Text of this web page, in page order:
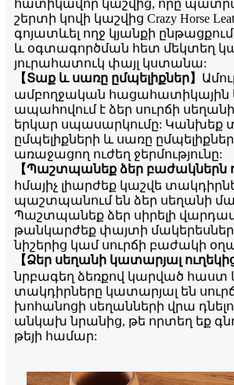
հատիկավոր կաշվից, որը
շերտի կովի կաշվից Crazy Horse
գոյատևել ողջ կյանքի
և օգտագործման հետ մեկտեղ
յուրահատուկ փայլ կստանա:
【Տաք և սառը ըմպելիքներ】
ամբողջական հացահատիկային
ապահովում է ձեր սուրճի
երկար սպասարկումը: Կանխեք
ըմպելիքների և սառը
առաջացող ուժեղ ջերմությունը:
【Պաշտպանեք ձեր բաժակներն
հմայիչ լիարժեք կաշվե
պաշտպանում են ձեր սեղանի
Պաշտպանեք ձեր սիրելի
թանկարժեք փայտի
նիշերից կամ սուրճի բաժակի
【Ձեր սեղանի կատարյալ
նրբագեղ ձեռքով կարված հաստ
տակդիրները կատարյալ են
խոհանոցի սեղանների վրա
անկախ նրանից, թե որտեղ եք
թեյի համար: